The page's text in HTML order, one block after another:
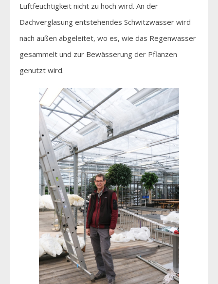
Luftfeuchtigkeit nicht zu hoch wird. An der
Dachverglasung entstehendes Schwitzwasser wird
nach außen abgeleitet, wo es, wie das Regenwasser
gesammelt und zur Bewässerung der Pflanzen
genutzt wird.